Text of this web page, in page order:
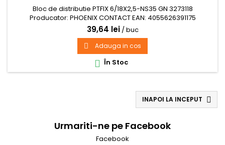
Bloc de distributie PTFIX 6/18X2,5-NS35 GN 3273118
Producator: PHOENIX CONTACT EAN: 4055626391175
Potentiale: 1 material izolator: PA Clasament de
inflamabilitate conform UL 94: V0 Tensiune nominala de
supratensiune: 8 kV Tensiune nominala UN: 690V Tip
conexiune: terminale Push-in
39,64 lei / buc
 Adauga in cos
 În Stoc
INAPOI LA INCEPUT 
Urmariti-ne pe Facebook
Facebook